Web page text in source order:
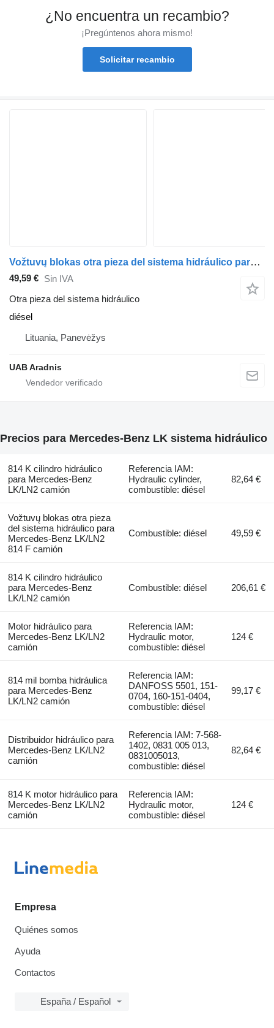
¿No encuentra un recambio?
¡Pregúntenos ahora mismo!
Solicitar recambio
Vožtuvų blokas otra pieza del sistema hidráulico para Mercedes-Benz LK/LN2 814 F camión
49,59 € Sin IVA
Otra pieza del sistema hidráulico
diésel
Lituania, Panevėžys
UAB Aradnis
Precios para Mercedes-Benz LK sistema hidráulico
814 K cilindro hidráulico
para Mercedes-Benz
LK/LN2 camión
Referencia IAM:
Hydraulic cylinder,
combustible: diésel
82,64 €
Vožtuvų blokas otra pieza
del sistema hidráulico para
Mercedes-Benz LK/LN2
814 F camión
Combustible: diésel 49,59 €
814 K cilindro hidráulico
para Mercedes-Benz
LK/LN2 camión
Combustible: diésel 206,61 €
Motor hidráulico para
Mercedes-Benz LK/LN2
camión
Referencia IAM:
Hydraulic motor,
combustible: diésel
124 €
814 mil bomba hidráulica
para Mercedes-Benz
LK/LN2 camión
Referencia IAM:
DANFOSS 5501, 151-
0704, 160-151-0404,
combustible: diésel
99,17 €
Distribuidor hidráulico para
Mercedes-Benz LK/LN2
camión
Referencia IAM: 7-568-
1402, 0831 005 013,
0831005013,
combustible: diésel
82,64 €
814 K motor hidráulico para
Mercedes-Benz LK/LN2
camión
Referencia IAM:
Hydraulic motor,
combustible: diésel
124 €
Empresa
Quiénes somos
Ayuda
Contactos
España / Español